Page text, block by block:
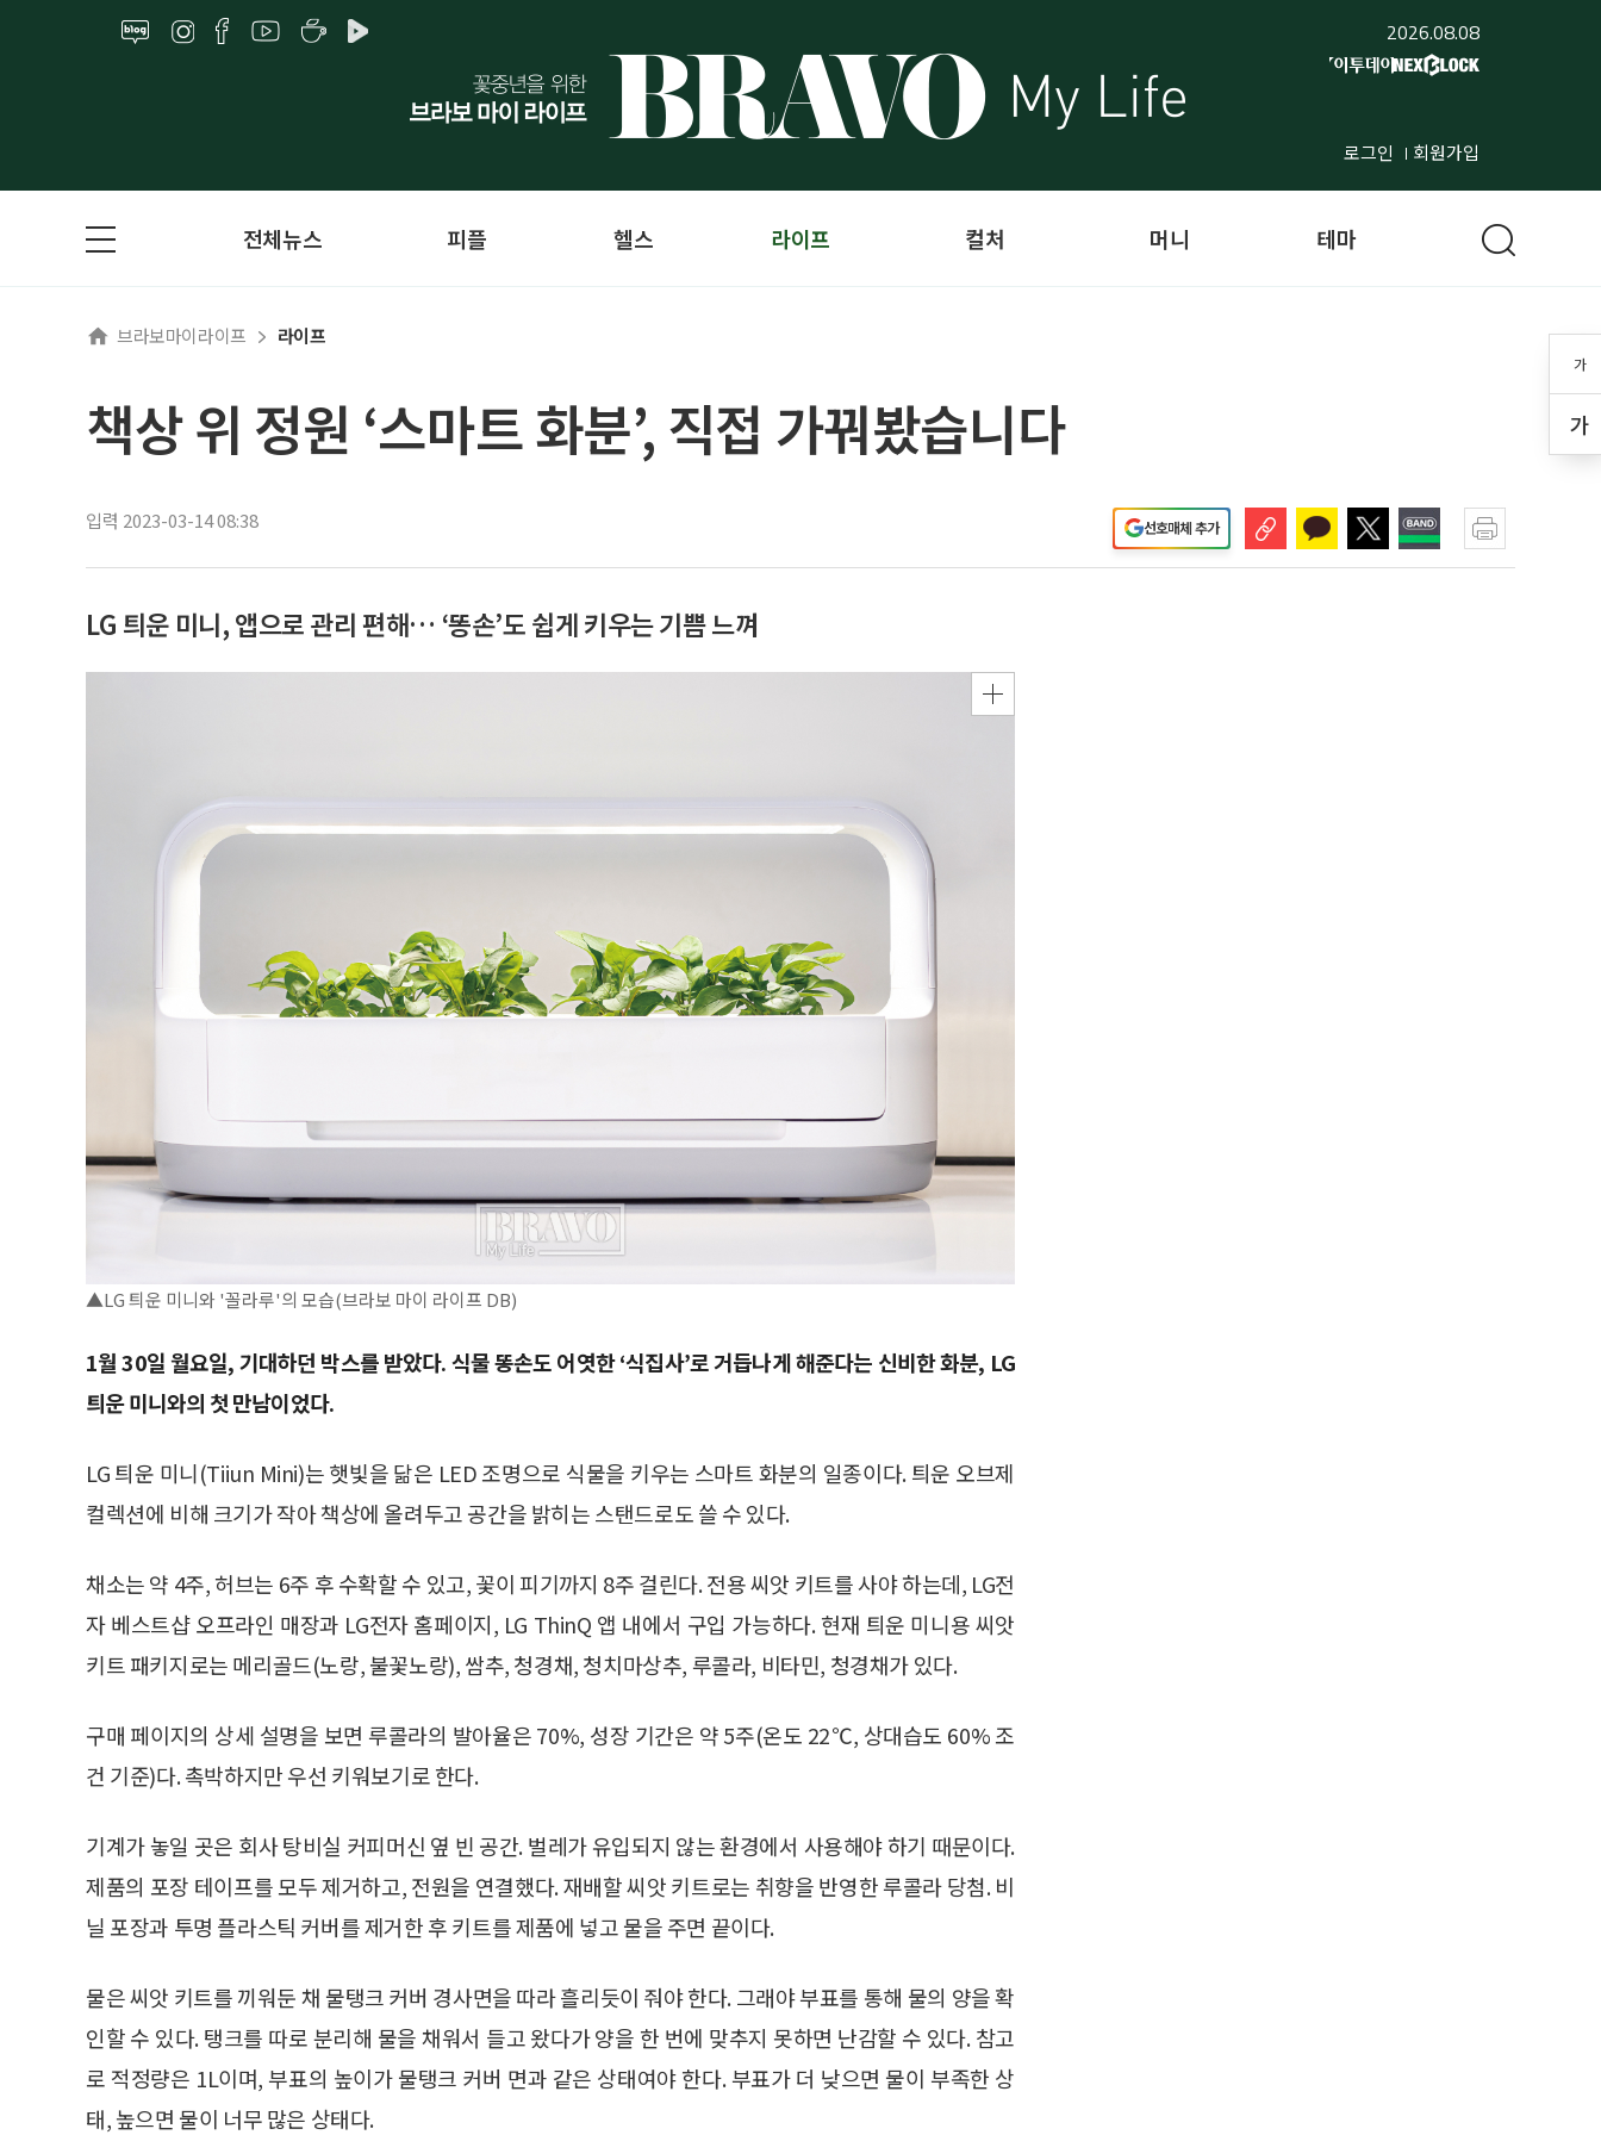
2026.08.08
로그인 회원가입
가
가
전체뉴스 피플 헬스 라이프 컬처 머니 테마
브라보마이라이프 라이프
책상 위 정원 ‘스마트 화분’, 직접 가꿔봤습니다
입력 2023-03-14 08:38 선호매체 추가
LG 틔운 미니, 앱으로 관리 편해… ‘똥손’도 쉽게 키우는 기쁨 느껴
▲LG 틔운 미니와 '꼴라루'의 모습(브라보 마이 라이프 DB)
1월 30일 월요일, 기대하던 박스를 받았다. 식물 똥손도 어엿한 ‘식집사’로 거듭나게 해준다는 신비한 화분, LG
틔운 미니와의 첫 만남이었다.
LG 틔운 미니(Tiiun Mini)는 햇빛을 닮은 LED 조명으로 식물을 키우는 스마트 화분의 일종이다. 틔운 오브제
컬렉션에 비해 크기가 작아 책상에 올려두고 공간을 밝히는 스탠드로도 쓸 수 있다.
채소는 약 4주, 허브는 6주 후 수확할 수 있고, 꽃이 피기까지 8주 걸린다. 전용 씨앗 키트를 사야 하는데, LG전
자 베스트샵 오프라인 매장과 LG전자 홈페이지, LG ThinQ 앱 내에서 구입 가능하다. 현재 틔운 미니용 씨앗
키트 패키지로는 메리골드(노랑, 불꽃노랑), 쌈추, 청경채, 청치마상추, 루콜라, 비타민, 청경채가 있다.
구매 페이지의 상세 설명을 보면 루콜라의 발아율은 70%, 성장 기간은 약 5주(온도 22℃, 상대습도 60% 조
건 기준)다. 촉박하지만 우선 키워보기로 한다.
기계가 놓일 곳은 회사 탕비실 커피머신 옆 빈 공간. 벌레가 유입되지 않는 환경에서 사용해야 하기 때문이다.
제품의 포장 테이프를 모두 제거하고, 전원을 연결했다. 재배할 씨앗 키트로는 취향을 반영한 루콜라 당첨. 비
닐 포장과 투명 플라스틱 커버를 제거한 후 키트를 제품에 넣고 물을 주면 끝이다.
물은 씨앗 키트를 끼워둔 채 물탱크 커버 경사면을 따라 흘리듯이 줘야 한다. 그래야 부표를 통해 물의 양을 확
인할 수 있다. 탱크를 따로 분리해 물을 채워서 들고 왔다가 양을 한 번에 맞추지 못하면 난감할 수 있다. 참고
로 적정량은 1L이며, 부표의 높이가 물탱크 커버 면과 같은 상태여야 한다. 부표가 더 낮으면 물이 부족한 상
태, 높으면 물이 너무 많은 상태다.